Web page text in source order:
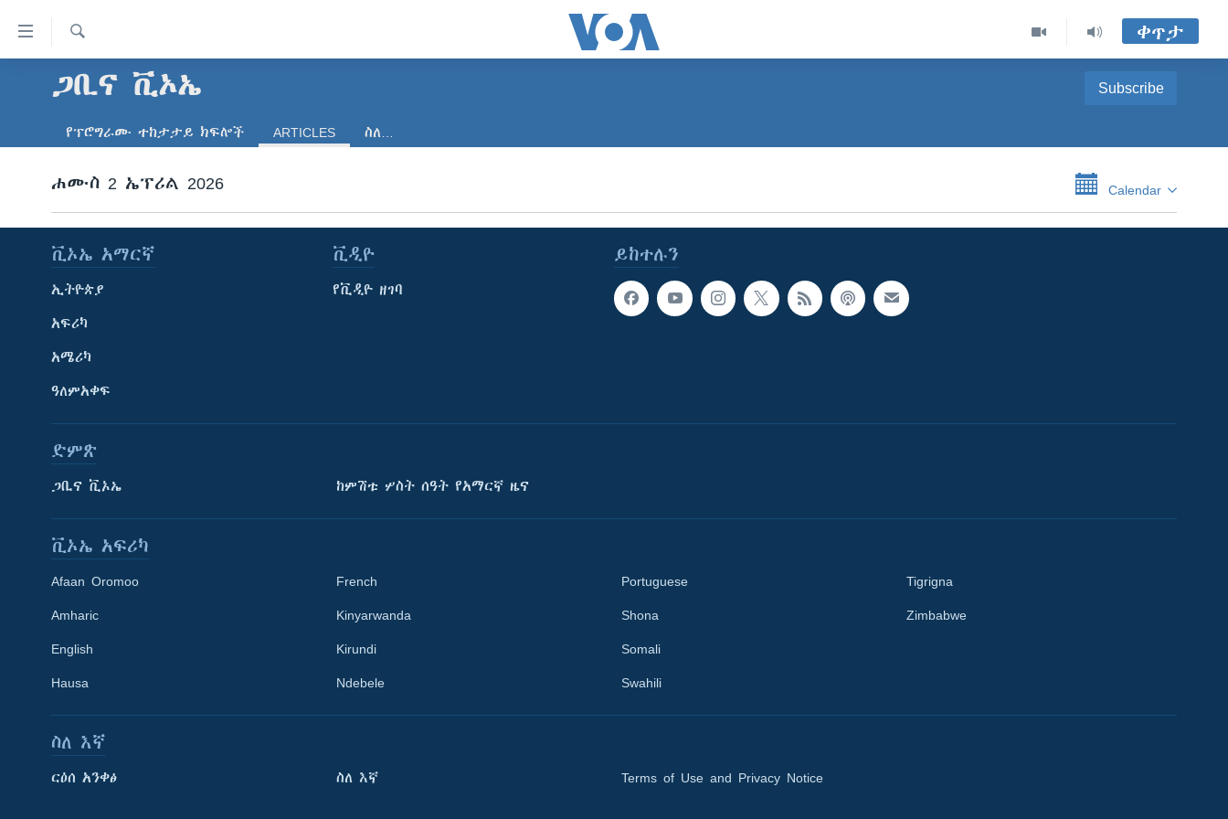
የመሥሪያ
ማገናኛዎች
ይዘት
አፍሪካ
ዓለምአቀፍ
አሜሪካ
መካከለኛው ምሥራቅ
ጋቢና ቪኦኤ
ከምሽቱ ሦስት ሰዓት የአማርኛ ዜና
ቪዲዮ
የፎቶ መድብሎች
ክምችት
ቀጥታ
ጋቢና ቪኦኤ Subscribe
ይድረሰኝ / ይላክልኝ
የፕሮግራሙ ተከታታይ ክፍሎች ARTICLES ስለ…
ሐሙስ 2 ኤፕሪል 2026 Calendar
ይከተሉን
ቪኦኤ አማርኛ
ኢትዮጵያ
አፍሪካ
አሜሪካ
ዓለምአቀፍ
ቪዲዮ
የቪዲዮ ዘገባ
ድምጽ
ጋቢና ቪኦኤ ከምሽቱ ሦስት ሰዓት የአማርኛ ዜና
ቪኦኤ አፍሪካ
Afaan Oromoo
Amharic
English
Hausa
French
Kinyarwanda
Kirundi
Ndebele
Portuguese
Shona
Somali
Swahili
Tigrigna
Zimbabwe
ስለ እኛ
ርዕሰ አንቀፅ ስለ እኛ Terms of Use and Privacy Notice